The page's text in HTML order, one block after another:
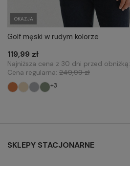
OKAZJA
Golf męski w rudym kolorze
119,99 zł
Najniższa cena z 30 dni przed obniżką:
Cena regularna: 249,99 zł
+3
SKLEPY STACJONARNE